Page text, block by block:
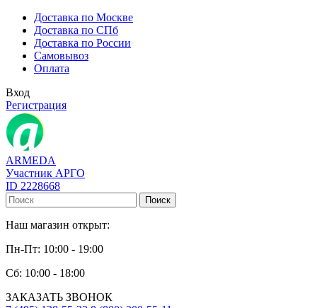
Доставка по Москве
Доставка по СПб
Доставка по России
Самовывоз
Оплата
Вход
Регистрация
ARMEDA
Участник АРГО
ID 2228668
Поиск
Наш магазин открыт:
Пн-Пт: 10:00 - 19:00
Сб: 10:00 - 18:00
ЗАКАЗАТЬ ЗВОНОК